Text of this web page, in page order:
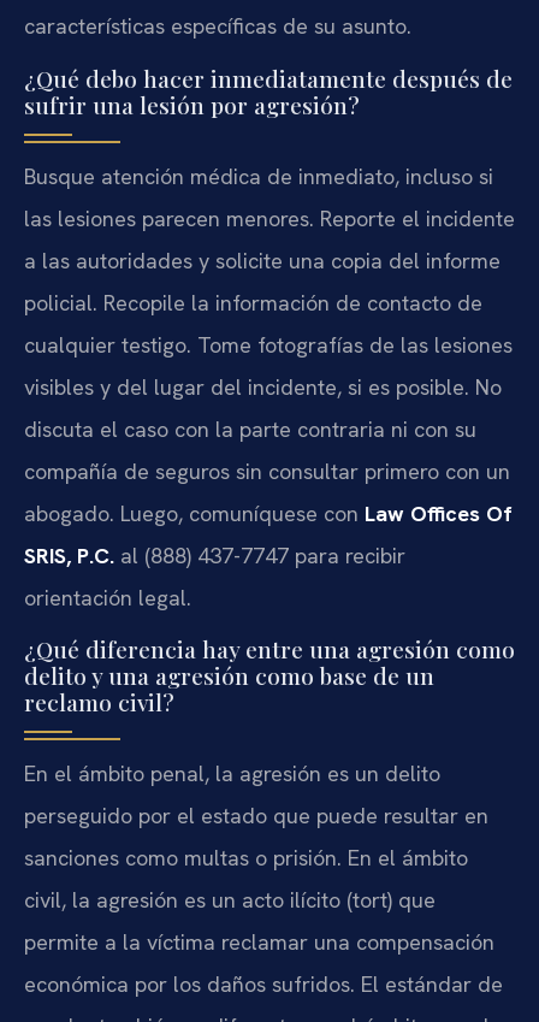
características específicas de su asunto.
¿Qué debo hacer inmediatamente después de
sufrir una lesión por agresión?
Busque atención médica de inmediato, incluso si
las lesiones parecen menores. Reporte el incidente
a las autoridades y solicite una copia del informe
policial. Recopile la información de contacto de
cualquier testigo. Tome fotografías de las lesiones
visibles y del lugar del incidente, si es posible. No
discuta el caso con la parte contraria ni con su
compañía de seguros sin consultar primero con un
abogado. Luego, comuníquese con Law Offices Of
SRIS, P.C. al (888) 437-7747 para recibir
orientación legal.
¿Qué diferencia hay entre una agresión como
delito y una agresión como base de un
reclamo civil?
En el ámbito penal, la agresión es un delito
perseguido por el estado que puede resultar en
sanciones como multas o prisión. En el ámbito
civil, la agresión es un acto ilícito (tort) que
permite a la víctima reclamar una compensación
económica por los daños sufridos. El estándar de